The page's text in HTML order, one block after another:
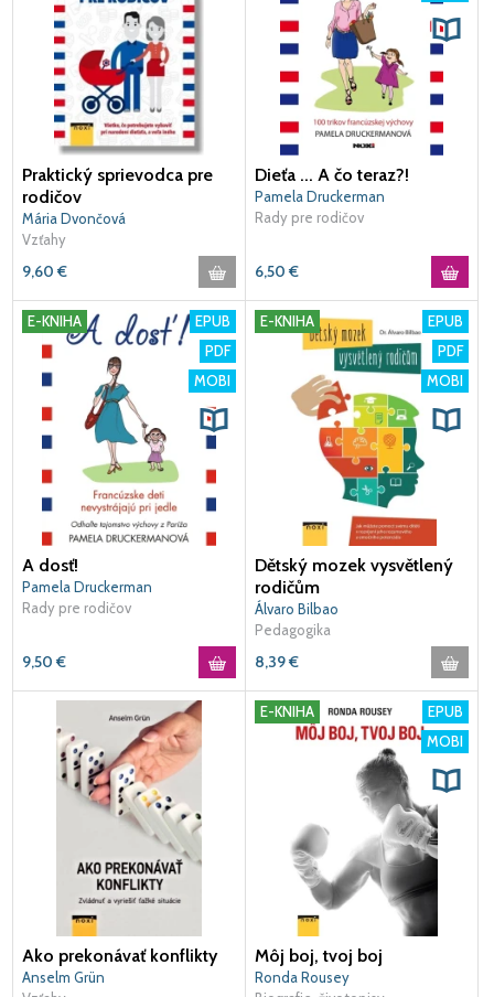
Praktický sprievodca pre
rodičov
Mária Dvončová
Vzťahy
9,60 €
Dieťa ... A čo teraz?!
Pamela Druckerman
Rady pre rodičov
6,50 €
E-KNIHA
EPUB
PDF
MOBI
A dosť!
Pamela Druckerman
Rady pre rodičov
9,50 €
E-KNIHA
EPUB
PDF
MOBI
Dětský mozek vysvětlený
rodičům
Álvaro Bilbao
Pedagogika
8,39€
Ako prekonávať konflikty
Anselm Grün
E-KNIHA
EPUB
MOBI
Môj boj, tvoj boj
Ronda Rousey